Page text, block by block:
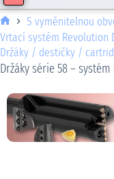
S vyměnitelnou
Vrtací systém Revolution
Držáky / destičky /
Držáky série 58 –